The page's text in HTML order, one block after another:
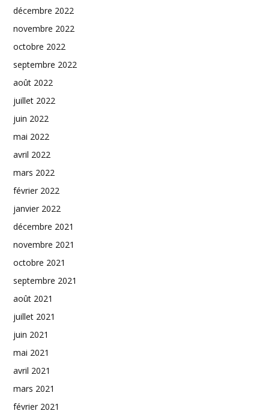
décembre 2022
novembre 2022
octobre 2022
septembre 2022
août 2022
juillet 2022
juin 2022
mai 2022
avril 2022
mars 2022
février 2022
janvier 2022
décembre 2021
novembre 2021
octobre 2021
septembre 2021
août 2021
juillet 2021
juin 2021
mai 2021
avril 2021
mars 2021
février 2021